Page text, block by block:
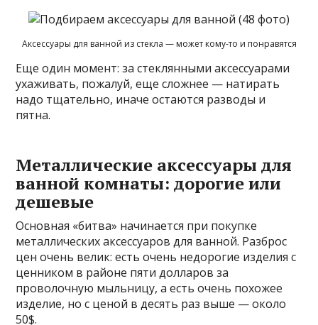
Аксессуары для ванной из стекла — может кому-то и понравятся
Еще один момент: за стеклянными аксессуарами
ухаживать, пожалуй, еще сложнее — натирать
надо тщательно, иначе остаются разводы и
пятна.
Металлические аксессуары для
ванной комнаты: дорогие или
дешевые
Основная «битва» начинается при покупке
металлических аксессуаров для ванной. Разброс
цен очень велик: есть очень недорогие изделия с
ценником в районе пяти долларов за
проволочную мыльницу, а есть очень похожее
изделие, но с ценой в десять раз выше — около
50$.